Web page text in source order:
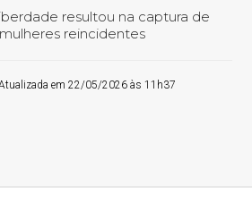
resultou na captura de
reincidentes
em 22/05/2026 às 11h37